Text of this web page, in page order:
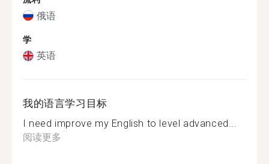
俄语
学
英语
我的语言学习目标
I need improve my English to level advanced...
阅读更多